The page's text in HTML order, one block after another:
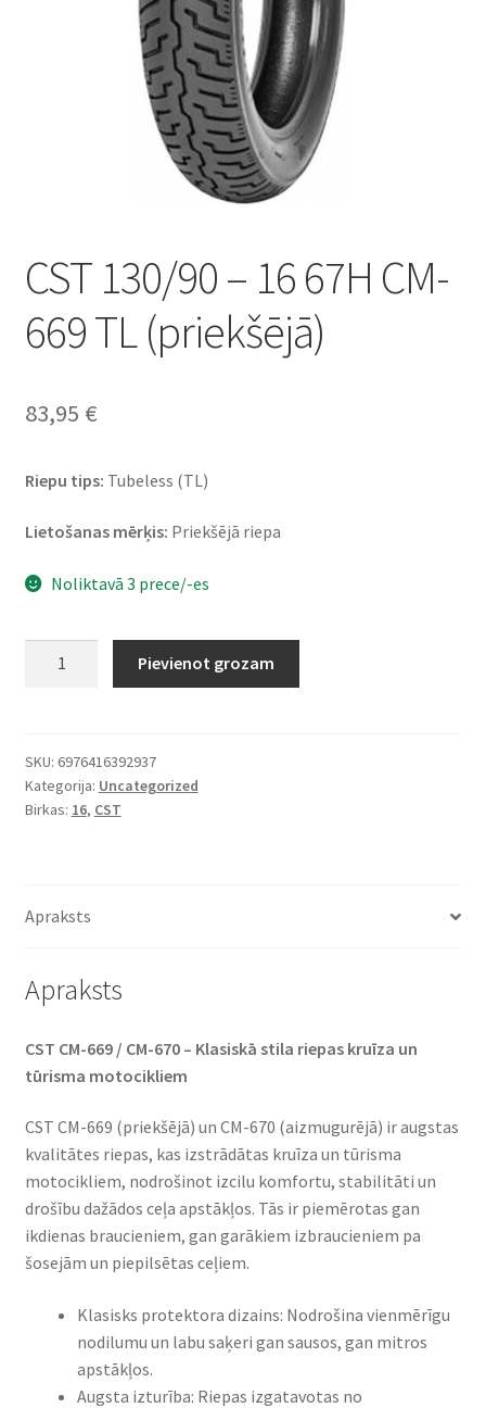
CST 130/90 – 16 67H CM-
669 TL (priekšējā)
83,95 €
Riepu tips: Tubeless (TL)
Lietošanas mērķis: Priekšējā riepa
Noliktavā 3 prece/-es
67H
CM-
669
Pievienot grozam
SKU: 6976416392937
Kategorija: Uncategorized
Birkas: 16, CST
Apraksts
Apraksts
CST CM-669 / CM-670 – Klasiskā stila riepas kruīza un
tūrisma motocikliem
CST CM-669 (priekšējā) un CM-670 (aizmugurējā) ir augstas
kvalitātes riepas, kas izstrādātas kruīza un tūrisma
motocikliem, nodrošinot izcilu komfortu, stabilitāti un
drošību dažādos ceļa apstākļos. Tās ir piemērotas gan
ikdienas braucieniem, gan garākiem izbraucieniem pa
šosejām un piepilsētas ceļiem.
Klasisks protektora dizains: Nodrošina vienmērīgu
nodilumu un labu saķeri gan sausos, gan mitros
apstākļos.
Augsta izturība: Riepas izgatavotas no